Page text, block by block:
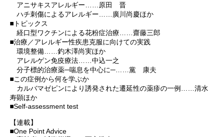
アニサキスアレルギー……原田 晋
ハチ刺傷によるアレルギー……廣川尚慶ほか
■トピックス
経口型ワクチンによる花粉症治療……齋藤三郎
■治療／アレルギー性疾患克服に向けての実践
環境整備……釣木澤尚実ほか
アレルゲン免疫療法……中込一之
分子標的治療薬─喘息を中心に─……黨 康夫
■この症例から何を学ぶか
カルバマゼピンにより誘発された遷延性の薬疹の一例……清水
寿顕ほか
■Self-assessment test
【連載】
■One Point Advice